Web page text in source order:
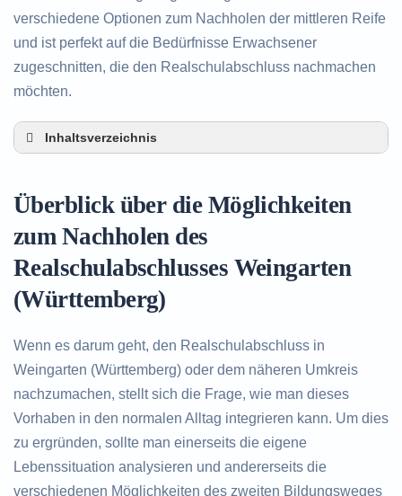
verschiedene Optionen zum Nachholen der mittleren Reife
und ist perfekt auf die Bedürfnisse Erwachsener
zugeschnitten, die den Realschulabschluss nachmachen
möchten.
Inhaltsverzeichnis
(Württemberg)
Alternativen zum nachträglichen Erwerb des
Realschulabschlusses in Weingarten
(Württemberg)
Beratung in Weingarten (Württemberg) rund um
das Nachholen des Realschulabschlusses
Überblick über die Möglichkeiten
zum Nachholen des
Realschulabschlusses Weingarten
(Württemberg)
Wenn es darum geht, den Realschulabschluss in
Weingarten (Württemberg) oder dem näheren Umkreis
nachzumachen, stellt sich die Frage, wie man dieses
Vorhaben in den normalen Alltag integrieren kann. Um dies
zu ergründen, sollte man einerseits die eigene
Lebenssituation analysieren und andererseits die
verschiedenen Möglichkeiten des zweiten Bildungsweges